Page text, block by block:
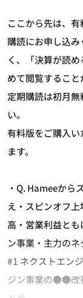
ここから先は、
購読にお申し込
く、「決算が読
めて閲覧すること
定期購読は初月
い。
有料版をご購入
ます。
・Q. Hameeから
え・スピンオフ
高・営業利益と
ン事業・主力の
#1 ネクストエン
ジン事業の●●改